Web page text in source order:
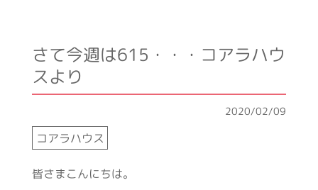
さて今週は615・・・コアラハウ
スより
コアラハウス
2020/02/09
皆さまこんにちは。